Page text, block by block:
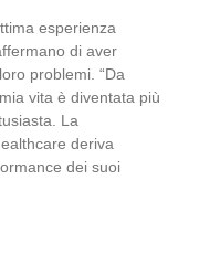
esperienza
di aver
problemi. “Da
vita è diventata più
La
deriva
dei suoi